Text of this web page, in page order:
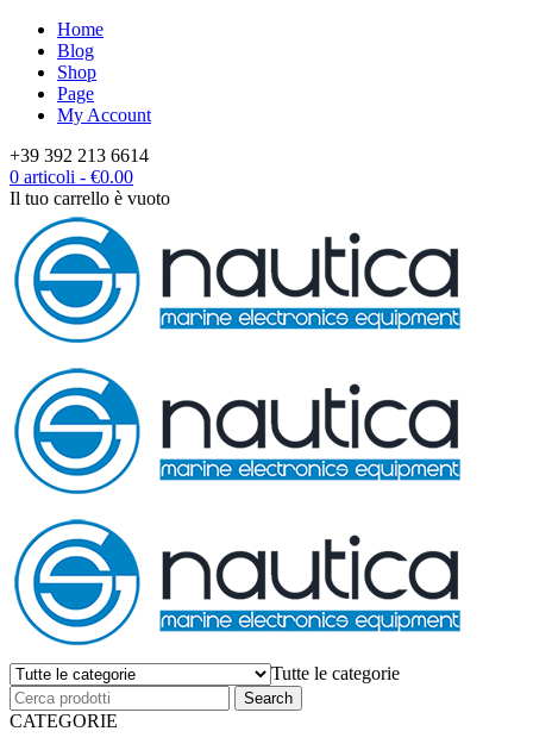
Home
Blog
Shop
Page
My Account
+39 392 213 6614
0 articoli - €0.00
Il tuo carrello è vuoto
Tutte le categorie
CATEGORIE